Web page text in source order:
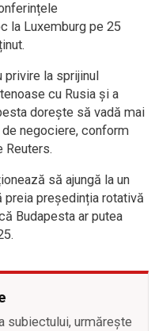
la Luxemburg pe 25
la sprijinul
cu Rusia și a
dorește să vadă mai
negociere, conform
Reuters.
să ajungă la un
preia președinția rotativă
Budapesta ar putea
subiectului, urmărește